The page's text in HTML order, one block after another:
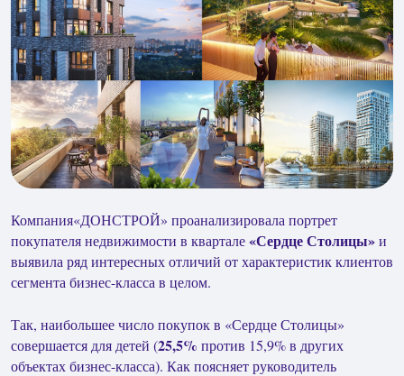
Компания«ДОНСТРОЙ» проанализировала портрет
покупателя недвижимости в квартале«Сердце Столицы»и
выявила ряд интересных отличий от характеристик клиентов
сегмента бизнес-класса в целом.
Так, наибольшее число покупок в «Сердце Столицы»
совершается для детей (25,5% против 15,9% в других
объектах бизнес-класса). Как поясняет руководитель